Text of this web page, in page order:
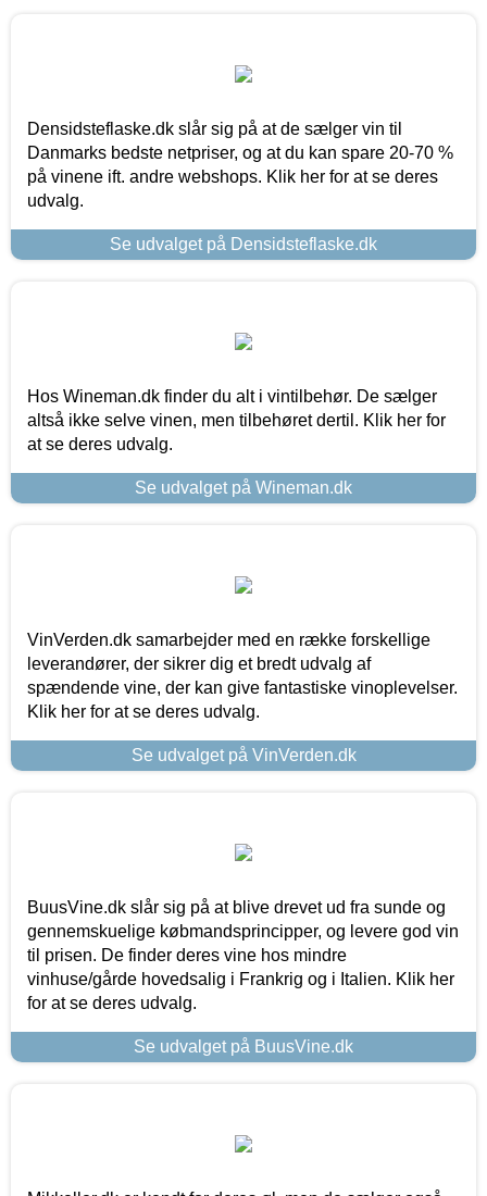
Densidsteflaske.dk slår sig på at de sælger vin til
Danmarks bedste netpriser, og at du kan spare 20-70 %
på vinene ift. andre webshops. Klik her for at se deres
udvalg.
Se udvalget på Densidsteflaske.dk
Hos Wineman.dk finder du alt i vintilbehør. De sælger
altså ikke selve vinen, men tilbehøret dertil. Klik her for
at se deres udvalg.
Se udvalget på Wineman.dk
VinVerden.dk samarbejder med en række forskellige
leverandører, der sikrer dig et bredt udvalg af
spændende vine, der kan give fantastiske vinoplevelser.
Klik her for at se deres udvalg.
Se udvalget på VinVerden.dk
BuusVine.dk slår sig på at blive drevet ud fra sunde og
gennemskuelige købmandsprincipper, og levere god vin
til prisen. De finder deres vine hos mindre
vinhuse/gårde hovedsalig i Frankrig og i Italien. Klik her
for at se deres udvalg.
Se udvalget på BuusVine.dk